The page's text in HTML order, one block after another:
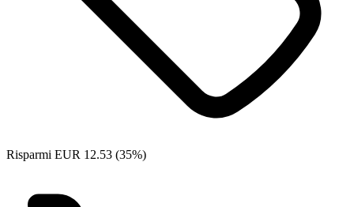
Risparmi EUR 12.53 (35%)